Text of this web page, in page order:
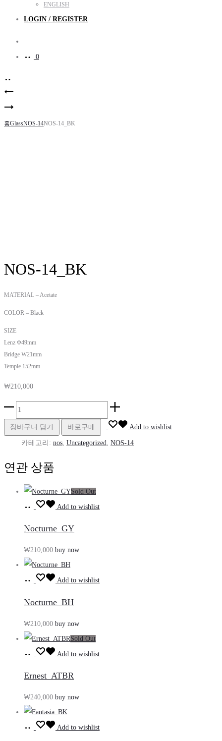
ENGLISH
LOGIN / REGISTER
0
Product
navigation
NOS-
14_TOR
홈GlassNOS-14NOS-14_BK
NOS-14_BK
MATERIAL – Acetate
COLOR – Black
SIZE
Lenz Φ49mm
Bridge W21mm
Temple 152mm
₩210,000
NOS-
14_BK
수
장바구니 담기 바로구매 Add to wishlist
카테고리: nos, Uncategorized, NOS-14
연관 상품
Sold Out
장
니
담
기
Add to wishlist
Nocturne_GY
₩210,000 buy now
장
니
담
기
Add to wishlist
Nocturne_BH
₩210,000 buy now
Sold Out
장
니
담
기
Add to wishlist
Ernest_ATBR
₩240,000 buy now
장
Add to wishlist